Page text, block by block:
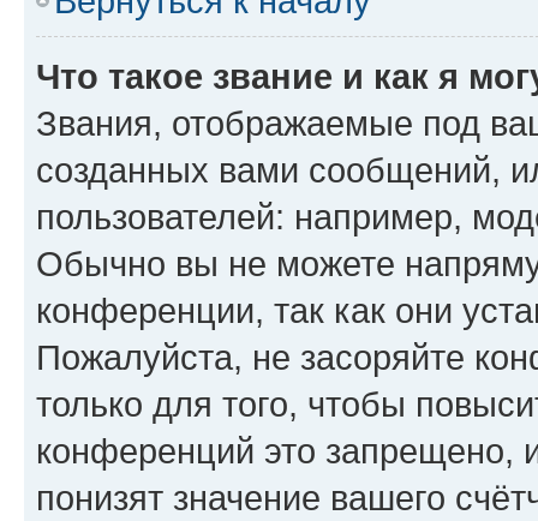
Что такое звание и как я
Звания, отображаемые под
созданных вами сообщений,
пользователей: например,
Обычно вы не можете
конференции, так как они
Пожалуйста, не засоряйте
только для того, чтобы
конференций это запрещено,
понизят значение вашего